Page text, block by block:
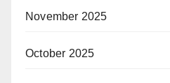
November 2025
October 2025